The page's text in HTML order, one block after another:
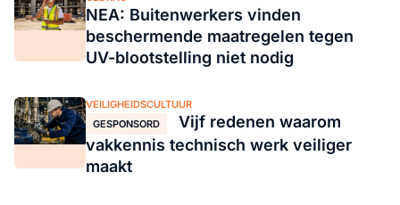
NEA: Buitenwerkers vinden
beschermende maatregelen tegen
UV-blootstelling niet nodig
VEILIGHEIDSCULTUUR
GESPONSORD
Vijf redenen waarom
vakkennis technisch werk veiliger
maakt